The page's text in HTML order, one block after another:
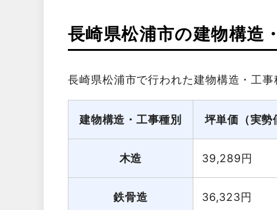
長崎県松浦市の建物構造
長崎県松浦市で行われた建物構造・工
建物構造・工事種別 坪単価（実勢
木造 39,289円
鉄骨造 36,323円